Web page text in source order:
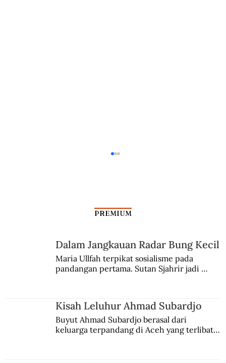
Ianjo Tak Jauh dari Tangsi Militer
PREMIUM
Dalam Jangkauan Radar Bung Kecil
Maria Ullfah terpikat sosialisme pada
pandangan pertama. Sutan Sjahrir jadi
Kisah Leluhur Ahmad Subardjo
Buyut Ahmad Subardjo berasal dari
keluarga terpandang di Aceh yang terlibat